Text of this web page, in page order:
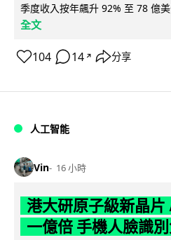
季度收入按年飆升 92% 至 78 億
全文
104 14 ↗ 分享
人工智能
Vin 16 小時
港大研原子級新晶片
一億倍 手機人臉識